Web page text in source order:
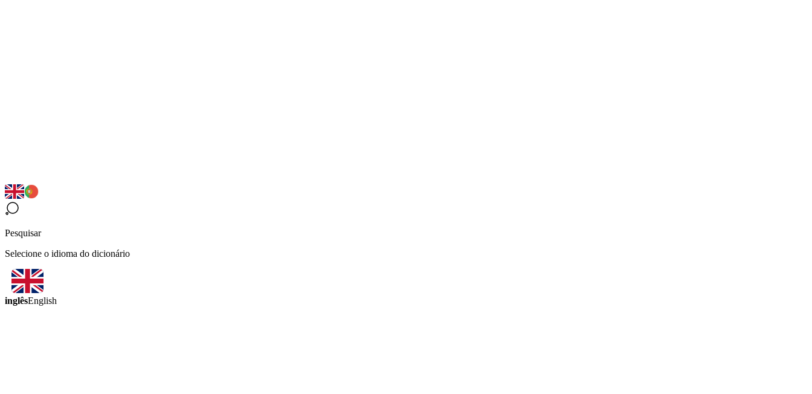
Pesquisar
Selecione o idioma do dicionário
inglêsEnglish